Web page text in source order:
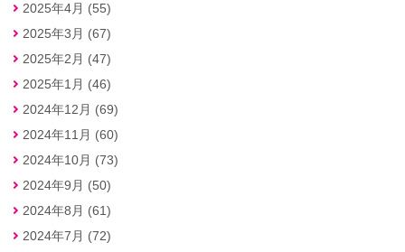
2025年4月 (55)
2025年3月 (67)
2025年2月 (47)
2025年1月 (46)
2024年12月 (69)
2024年11月 (60)
2024年10月 (73)
2024年9月 (50)
2024年8月 (61)
2024年7月 (72)